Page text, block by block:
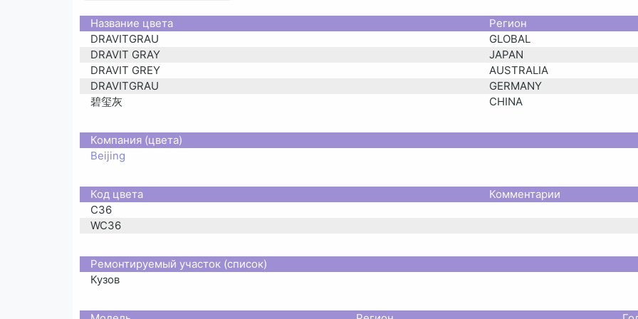
Название цвета
Регион
DRAVITGRAU
GLOBAL
DRAVIT GRAY
JAPAN
DRAVIT GREY
AUSTRALIA
DRAVITGRAU
GERMANY
碧玺灰
CHINA
Компания (цвета)
Beijing
Код цвета
Комментарии
C36
WC36
Ремонтируемый участок (список)
Кузов